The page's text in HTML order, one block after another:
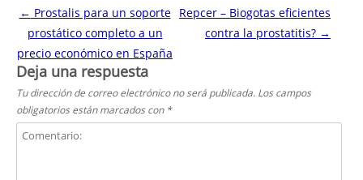
Navegación de entradas
← Prostalis para un soporte
prostático completo a un
precio económico en España
Repcer – Biogotas eficientes
contra la prostatitis? →
Deja una respuesta
Tu dirección de correo electrónico no será publicada. Los campos
obligatorios están marcados con *